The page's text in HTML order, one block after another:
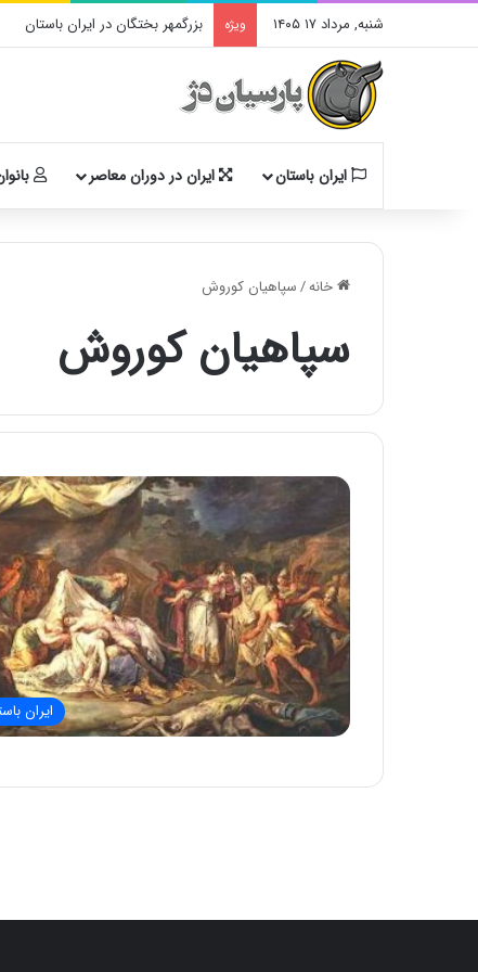
شنبه, مرداد ۱۷ ۱۴۰۵ ویژه بزرگمهر بختگان در ایران باستان
ایران باستان ایران در دوران معاصر
خانه/سپاهیان کوروش
سپاهیان کوروش
ایران